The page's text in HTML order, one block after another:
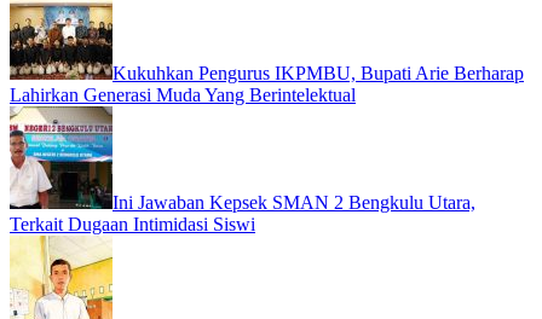
Kukuhkan Pengurus IKPMBU, Bupati Arie Berharap
Lahirkan Generasi Muda Yang Berintelektual
Ini Jawaban Kepsek SMAN 2 Bengkulu Utara,
Terkait Dugaan Intimidasi Siswi